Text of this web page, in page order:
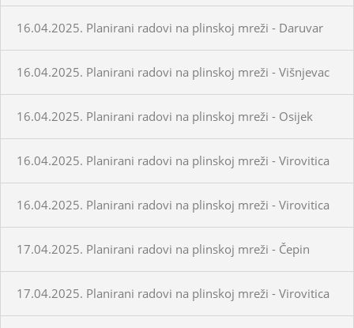
16.04.2025. Planirani radovi na plinskoj mreži - Daruvar
16.04.2025. Planirani radovi na plinskoj mreži - Višnjevac
16.04.2025. Planirani radovi na plinskoj mreži - Osijek
16.04.2025. Planirani radovi na plinskoj mreži - Virovitica
16.04.2025. Planirani radovi na plinskoj mreži - Virovitica
17.04.2025. Planirani radovi na plinskoj mreži - Čepin
17.04.2025. Planirani radovi na plinskoj mreži - Virovitica